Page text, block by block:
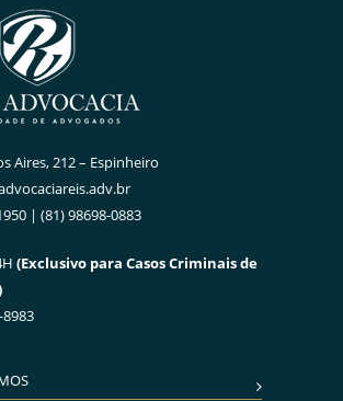
Aires, 212 – Espinheiro
| (81) 98698-0883
(Exclusivo para Casos Criminais de
8983